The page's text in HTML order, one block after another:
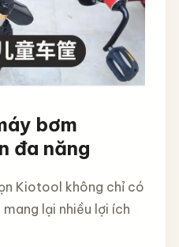
bơm
đa năng
Kiotool không chỉ có
lại nhiều lợi ích